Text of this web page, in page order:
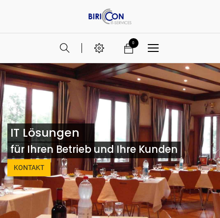
0
IT Lösungen
für Ihren Betrieb und Ihre Kunden
KONTAKT